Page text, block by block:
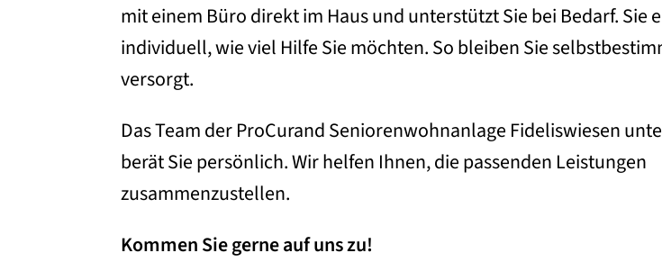
mit einem Büro direkt im Haus und unterstützt Sie bei Bedarf. Sie
individuell, wie viel Hilfe Sie möchten. So bleiben Sie
versorgt.
Das Team der ProCurand Seniorenwohnanlage Fideliswiesen
berät Sie persönlich. Wir helfen Ihnen, die passenden Leistungen
zusammenzustellen.
Kommen Sie gerne auf uns zu!